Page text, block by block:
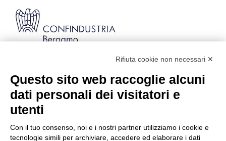
Codice Fiscale: 80021750163 | PEC:
info@pec.confindustriabergamo.it
CONFINDUSTRIA BERGAMO
Rifiuta cookie non necessari ✕
Questo sito web raccoglie alcuni
dati personali dei visitatori e
utenti
Con il tuo consenso, noi e i nostri partner utilizziamo i cookie e
tecnologie simili per archiviare, accedere ed elaborare i dati